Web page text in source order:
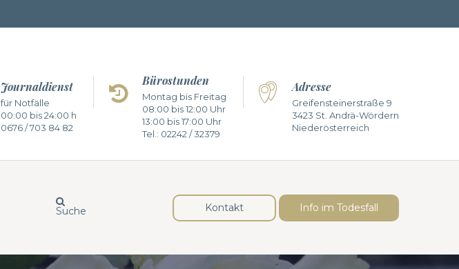
Journaldienst
für Notfälle
00:00 bis 24:00 h
0676 / 703 84 82
Bürostunden
Montag bis Freitag
08:00 bis 12:00 Uhr
13:00 bis 17:00 Uhr
Tel.: 02242 / 32379
Adresse
Greifensteinerstraße 9
3423 St. Andrä-Wördern
Niederösterreich
Kontakt Info im Todesfall